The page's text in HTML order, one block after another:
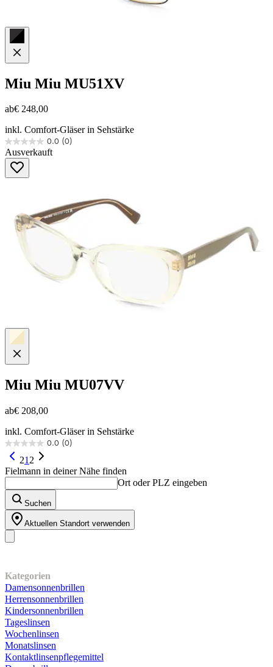
Miu Miu MU51XV
ab€ 248,00
inkl. Comfort-Gläser in Sehstärke
0.0 (0)
0.0
von
Sternen.
Ausverkauft
Miu Miu MU07VV
ab€ 208,00
inkl. Comfort-Gläser in Sehstärke
0.0 (0)
0.0
von
5
Sternen.
21 2
Fielmann in deiner Nähe finden
Ort oder PLZ eingeben
Suchen
Aktuellen Standort verwenden
Kategorien
Damensonnenbrillen
Herrensonnenbrillen
Kindersonnenbrillen
Tageslinsen
Wochenlinsen
Monatslinsen
Kontaktlinsenpflegemittel